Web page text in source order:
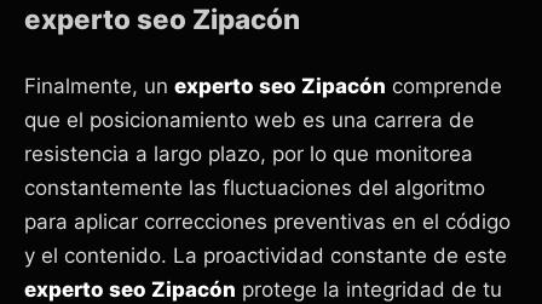
experto seo Zipacón
Finalmente, un experto seo Zipacón comprende
que el posicionamiento web es una carrera de
resistencia a largo plazo, por lo que monitorea
constantemente las fluctuaciones del algoritmo
para aplicar correcciones preventivas en el código
y el contenido. La proactividad constante de este
experto seo Zipacón protege la integridad de tu